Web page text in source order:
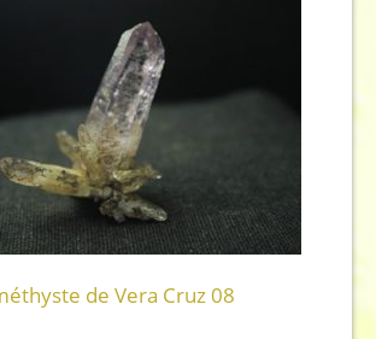
de Vera Cruz 08